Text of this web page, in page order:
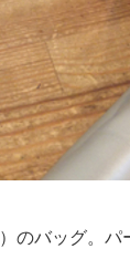
のバッグ。